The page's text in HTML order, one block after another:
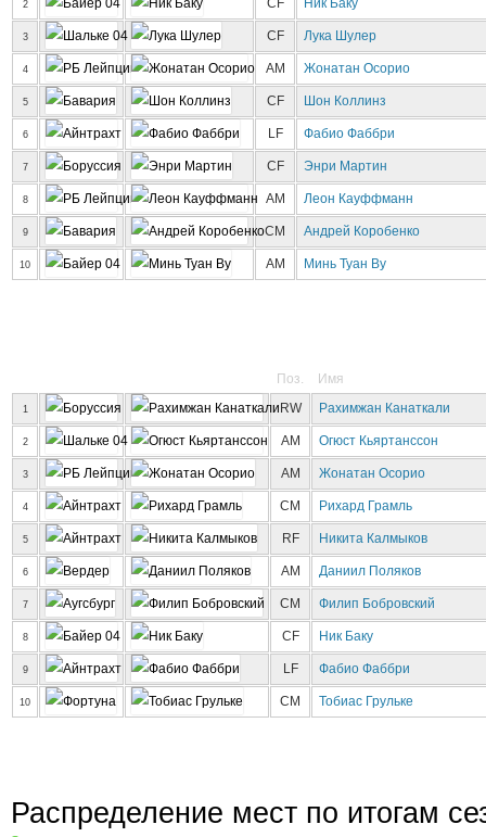
2
3 CF Лука Шулер
4 AM Жонатан Осорио
5 CF Шон Коллинз
6 LF Фабио Фаббри
7 CF Энри Мартин
8 AM Леон Кауффманн
9 CM Андрей Коробенко
10 AM Минь Туан Ву
Поз. Имя
1 RW Рахимжан Канаткали
2 AM Огюст Кьяртанссон
3 AM Жонатан Осорио
4 CM Рихард Грамль
5 RF Никита Калмыков
6 AM Даниил Поляков
7 CM Филип Бобровский
8 CF Ник Баку
9 LF Фабио Фаббри
10 CM Тобиас Грульке
Распределение мест по итогам